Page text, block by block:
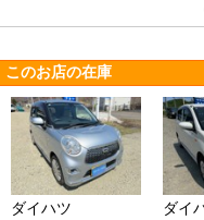
このお店の在庫
ダイハツ
ダイ